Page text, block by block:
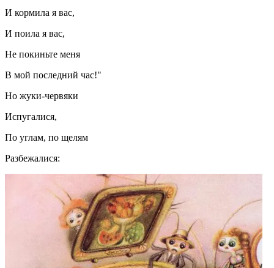
И кормила я вас,
И поила я вас,
Не покиньте меня
В мой последний час!"
Но жуки-червяки
Испугалися,
По углам, по щелям
Разбежалися: